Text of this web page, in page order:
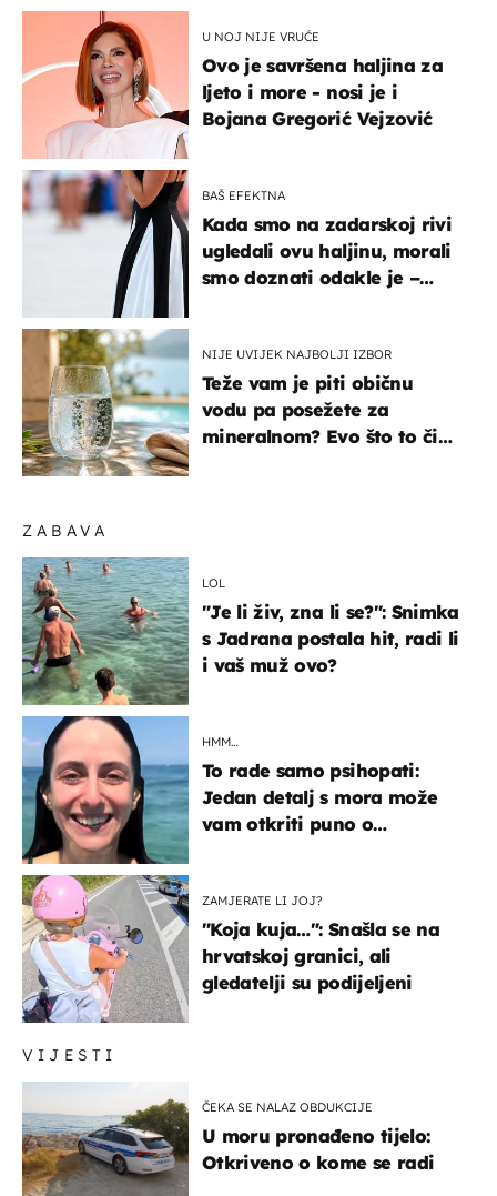
VIJESTI
ČEKA SE NALAZ OBDUKCIJE
U moru pronađeno tijelo:
Otkriveno o kome se radi
ZABAVA
LOL
"Je li živ, zna li se?": Snimka
s Jadrana postala hit, radi li
i vaš muž ovo?
HMM…
To rade samo psihopati:
Jedan detalj s mora može
vam otkriti puno o
ZAMJERATE LI JOJ?
"Koja kuja…": Snašla se na
hrvatskoj granici, ali
gledatelji su podijeljeni
U NOJ NIJE VRUĆE
Ovo je savršena haljina za
ljeto i more - nosi je i
Bojana Gregorić Vejzović
BAŠ EFEKTNA
Kada smo na zadarskoj rivi
ugledali ovu haljinu, morali
smo doznati odakle je –
NIJE UVIJEK NAJBOLJI IZBOR
Teže vam je piti običnu
vodu pa posežete za
mineralnom? Evo što to čini